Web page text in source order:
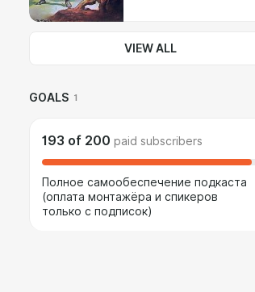
VIEW ALL
GOALS 1
193 of 200 paid subscribers
Полное самообеспечение подкаста
(оплата монтажёра и спикеров
только с подписок)